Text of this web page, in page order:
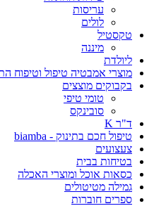
עריסות
לולים
טקסטיל
מיננה
ליולדת
מוצרי אמבטיה טיפול וטיפוח
בקבוקים מוצצים
טומי טיפי
סובינקס
ד"ר K
טיפול חכם בתינוק - biamba
צעצועים
בטיחות בבית
כסאות אוכל ומוצרי האכלה
גמילה מטיטולים
ספרים חוברות